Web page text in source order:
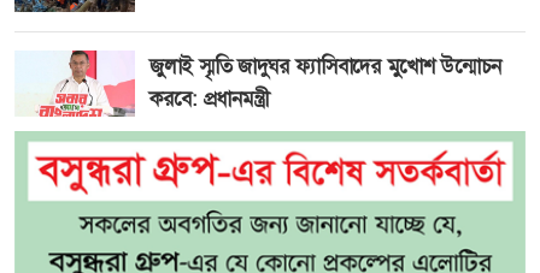
জুলাই স্মৃতি জাদুঘর ফ্যাসিবাদের মুখোশ উন্মোচন
করবে: প্রধানমন্ত্রী